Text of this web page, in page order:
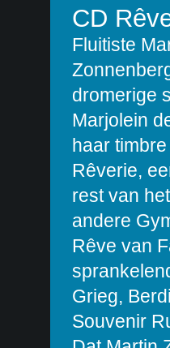
CD
Fluitiste
dromerige
Marjolein
haar
Rêverie,
rest van
andere
Rêve van
Grieg,
Souvenir